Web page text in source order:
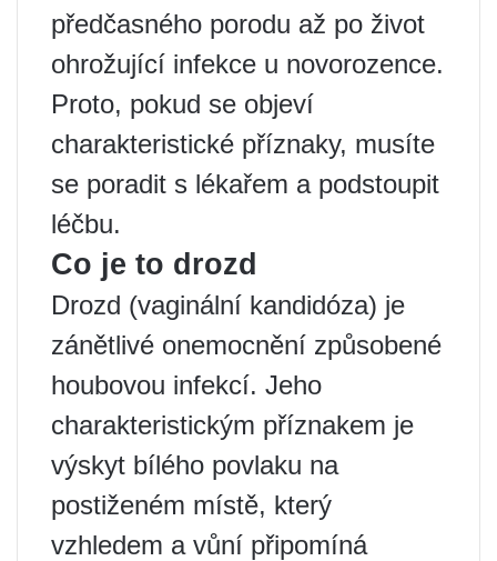
předčasného porodu až po život
ohrožující infekce u novorozence.
Proto, pokud se objeví
charakteristické příznaky, musíte
se poradit s lékařem a podstoupit
léčbu.
Co je to drozd
Drozd (vaginální kandidóza) je
zánětlivé onemocnění způsobené
houbovou infekcí. Jeho
charakteristickým příznakem je
výskyt bílého povlaku na
postiženém místě, který
vzhledem a vůní připomíná